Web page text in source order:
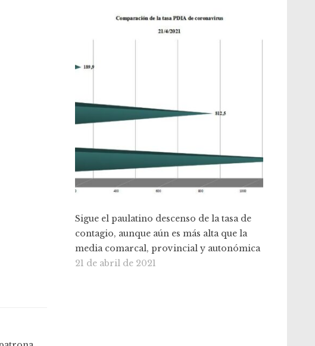
Sigue el paulatino descenso de la tasa de
contagio, aunque aún es más alta que la
media comarcal, provincial y autonómica
21 de abril de 2021